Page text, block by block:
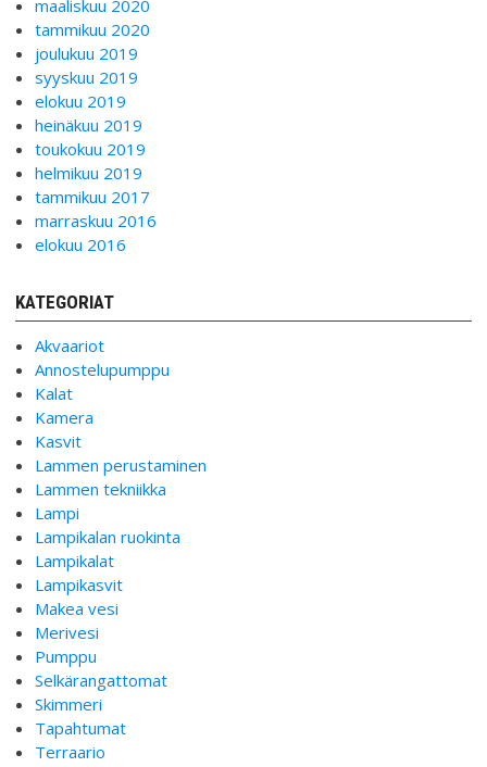
maaliskuu 2020
tammikuu 2020
joulukuu 2019
syyskuu 2019
elokuu 2019
heinäkuu 2019
toukokuu 2019
helmikuu 2019
tammikuu 2017
marraskuu 2016
elokuu 2016
KATEGORIAT
Akvaariot
Annostelupumppu
Kalat
Kamera
Kasvit
Lammen perustaminen
Lammen tekniikka
Lampi
Lampikalan ruokinta
Lampikalat
Lampikasvit
Makea vesi
Merivesi
Pumppu
Selkärangattomat
Skimmeri
Tapahtumat
Terraario